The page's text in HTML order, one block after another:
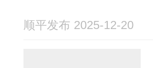
顺平发布 2025-12-20